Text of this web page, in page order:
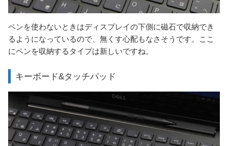
ペンを使わないときはディスプレイの下側に磁石で収納でき
るようになっているので、無くす心配もなさそうです。ここ
にペンを収納するタイプは新しいですね。
キーボード&タッチパッド